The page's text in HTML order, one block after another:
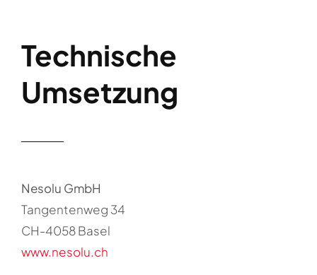
Technische
Umsetzung
Nesolu GmbH
Tangentenweg 34
CH-4058 Basel
www.nesolu.ch